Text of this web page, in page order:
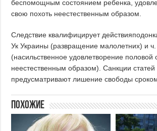
беспомощным состоянием ребенка,
свою похоть неестественным образом.
Следствие квалифицирует
Ук Украины (развращение малолетних) и ч.
(насильственное удовлетворение половой
неестественным образом). Санкции статей
предусматривают лишение свободы
Похожие